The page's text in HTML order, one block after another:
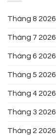
Tháng 8 2026
Tháng 7 2026
Tháng 6 2026
Tháng 5 2026
Tháng 4 2026
Tháng 3 2026
Tháng 2 2026